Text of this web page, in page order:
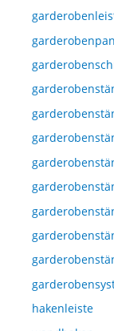
hakenleiste